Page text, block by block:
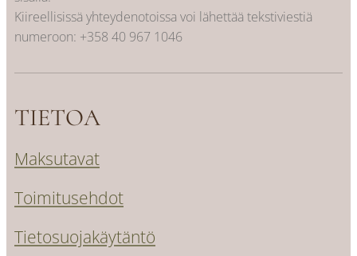
Kiireellisissä yhteydenotoissa voi lähettää tekstiviestiä
numeroon: +358 40 967 1046
TIETOA
Maksutavat
Toimitusehdot
Tietosuojakäytäntö